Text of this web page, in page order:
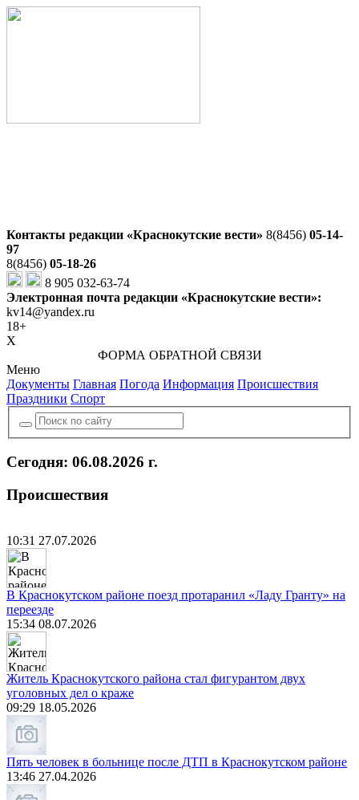
Контакты редакции «Краснокутские вести» 8(8456) 05-14-
97
8(8456) 05-18-26
8 905 032-63-74
Электронная почта редакции «Краснокутские вести»:
kv14@yandex.ru
18+
X
ФОРМА ОБРАТНОЙ СВЯЗИ
Меню
Документы Главная Погода Информация Происшествия
Праздники Спорт
Сегодня: 06.08.2026 г.
Происшествия
10:31 27.07.2026
В Краснокутском районе поезд протаранил «Ладу Гранту» на
переезде
15:34 08.07.2026
Житель Краснокутского района стал фигурантом двух
уголовных дел о краже
09:29 18.05.2026
Пять человек в больнице после ДТП в Краснокутском районе
13:46 27.04.2026